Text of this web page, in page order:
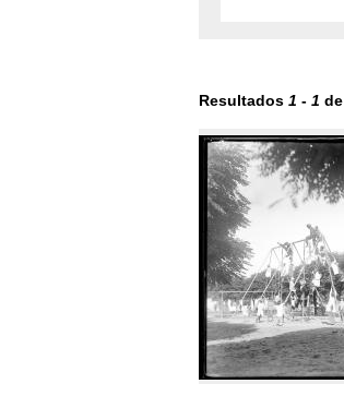
Resultados 1 - 1 de